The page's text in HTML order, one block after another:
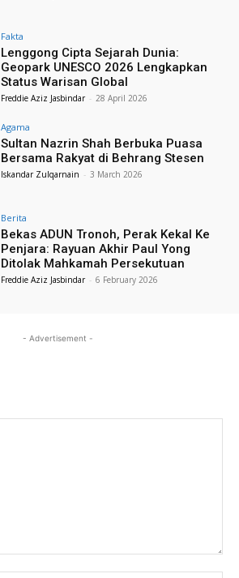
Fakta
Lenggong Cipta Sejarah Dunia:
Geopark UNESCO 2026 Lengkapkan
Status Warisan Global
Freddie Aziz Jasbindar - 28 April 2026
Agama
Sultan Nazrin Shah Berbuka Puasa
Bersama Rakyat di Behrang Stesen
Iskandar Zulqarnain - 3 March 2026
Berita
Bekas ADUN Tronoh, Perak Kekal Ke
Penjara: Rayuan Akhir Paul Yong
Ditolak Mahkamah Persekutuan
Freddie Aziz Jasbindar - 6 February 2026
- Advertisement -